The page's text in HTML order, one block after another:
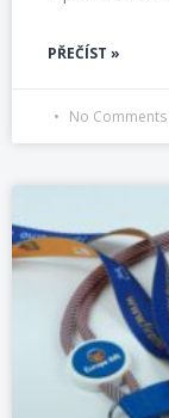
PŘEČÍST »
No Comments